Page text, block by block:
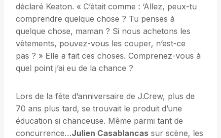
déclaré Keaton. « C’était comme : ‘Allez, peux-tu
comprendre quelque chose ? Tu penses à
quelque chose, maman ? Si nous achetons les
vêtements, pouvez-vous les couper, n’est-ce
pas ? » Elle a fait ces choses. Comprenez-vous à
quel point j’ai eu de la chance ?
Lors de la fête d’anniversaire de J.Crew, plus de
70 ans plus tard, se trouvait le produit d’une
éducation si chanceuse. Même parmi tant de
concurrence…Julien Casablancas sur scène, les